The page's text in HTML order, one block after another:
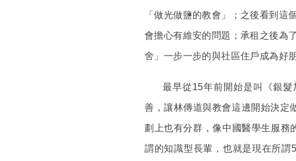
「做光做鹽的教會」；之後看到
會擔心有維安的問題；承租之後為
舍」一步一步的與社區住戶成為好
最早從15年前開始是叫《銀
善，讓林傳道與教會這邊開始決定
劃上也有分群，像中國醫學生服務
謂的知識型長輩，也就是現在所